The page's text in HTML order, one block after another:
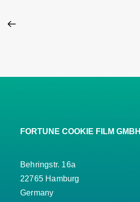
FORTUNE COOKIE FILM GMBH
Behringstr. 16a
22765 Hamburg
Germany